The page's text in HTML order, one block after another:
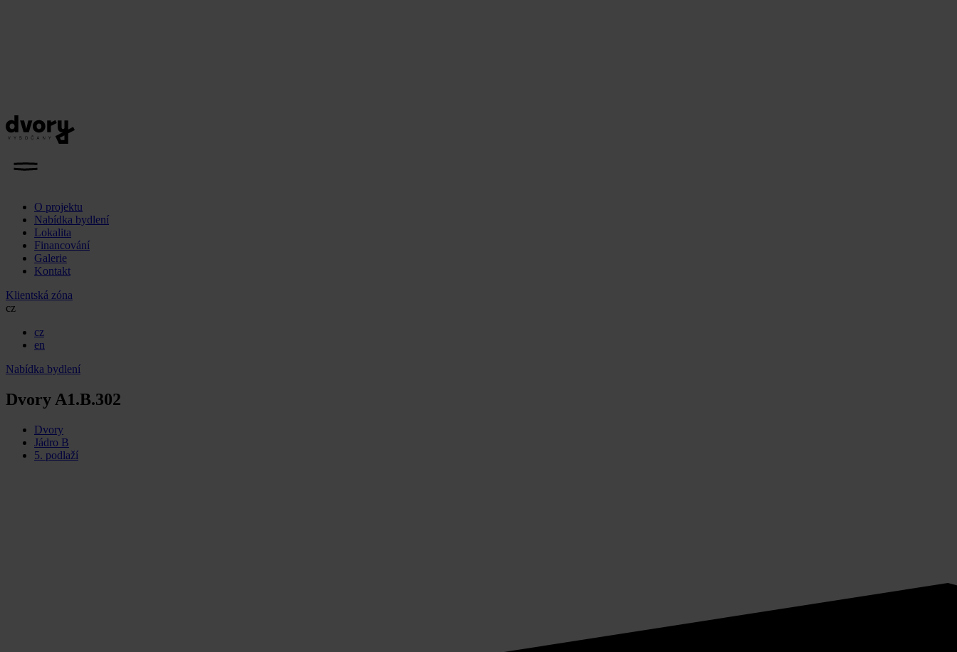
O projektu
Nabídka bydlení
Lokalita
Financování
Galerie
Kontakt
Klientská zóna
cz
cz
en
Nabídka bydlení
Dvory A1.B.302
Dvory
Jádro B
5. podlaží